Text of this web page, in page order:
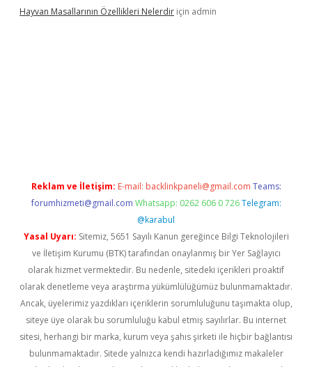
Hayvan Masallarının Özellikleri Nelerdir için admin
Reklam ve İletişim: E-mail: backlinkpaneli@gmail.com Teams:
forumhizmeti@gmail.com Whatsapp: 0262 606 0 726 Telegram:
@karabul
Yasal Uyarı: Sitemiz, 5651 Sayılı Kanun gereğince Bilgi Teknolojileri
ve İletişim Kurumu (BTK) tarafından onaylanmış bir Yer Sağlayıcı
olarak hizmet vermektedir. Bu nedenle, sitedeki içerikleri proaktif
olarak denetleme veya araştırma yükümlülüğümüz bulunmamaktadır.
Ancak, üyelerimiz yazdıkları içeriklerin sorumluluğunu taşımakta olup,
siteye üye olarak bu sorumluluğu kabul etmiş sayılırlar. Bu internet
sitesi, herhangi bir marka, kurum veya şahıs şirketi ile hiçbir bağlantısı
bulunmamaktadır. Sitede yalnızca kendi hazırladığımız makaleler